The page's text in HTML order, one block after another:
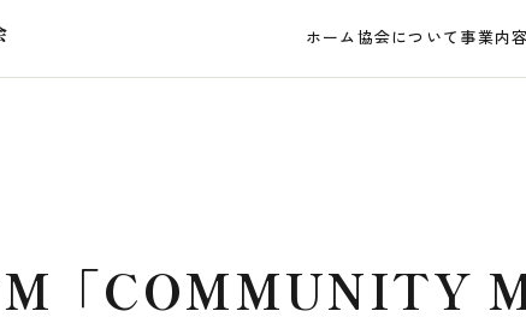
ホーム協会について 事業内容
「COMMUNITY